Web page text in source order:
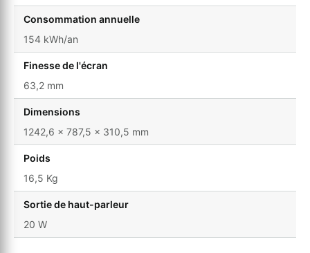
Consommation annuelle
154 kWh/an
Finesse de l'écran
63,2 mm
Dimensions
1242,6 x 787,5 x 310,5 mm
Poids
16,5 Kg
Sortie de haut-parleur
20 W